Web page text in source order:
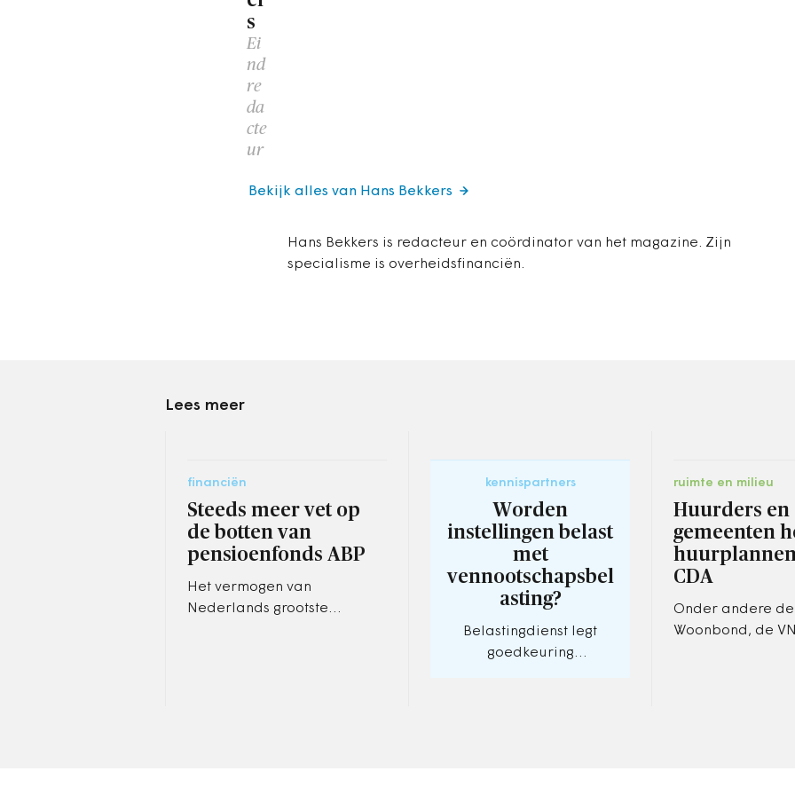
s
Ei
nd
re
da
cte
ur
Hans Bekkers is redacteur en coördinator van het magazine. Zijn
specialisme is overheidsfinanciën.
Bekijk alles van Hans Bekkers
Lees meer
financiën
Steeds meer vet op
de botten van
pensioenfonds ABP
Het vermogen van
Nederlands grootste
kennispartners
Worden
instellingen belast
met
vennootschapsbel
asting?
Belastingdienst legt
goedkeuring
ruimte en milieu
Huurders en
gemeenten
CDA
Onder andere de
Woonbond, de